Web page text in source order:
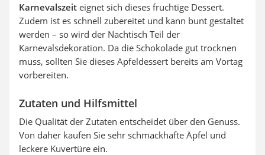
Karnevalszeit eignet sich dieses fruchtige Dessert.
Zudem ist es schnell zubereitet und kann bunt gestaltet
werden – so wird der Nachtisch Teil der
Karnevalsdekoration. Da die Schokolade gut trocknen
muss, sollten Sie dieses Apfeldessert bereits am Vortag
vorbereiten.
Zutaten und Hilfsmittel
Die Qualität der Zutaten entscheidet über den Genuss.
Von daher kaufen Sie sehr schmackhafte Äpfel und
leckere Kuvertüre ein.